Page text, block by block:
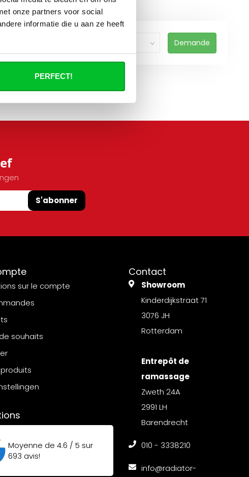
onze partners voor social
informatie die u aan ze heeft
PERFECT!
Demande
S'abonner
sur le compte
souhaits
Moyenne de 4.6 / 5 sur
693 avis!
Contact
Showroom
Kinderdijkstraat 71
3076 JH
Rotterdam
Entrepôt de
ramassage
Zweth 24A
2991 LH
Barendrecht
010 - 3338210
info@radiator-